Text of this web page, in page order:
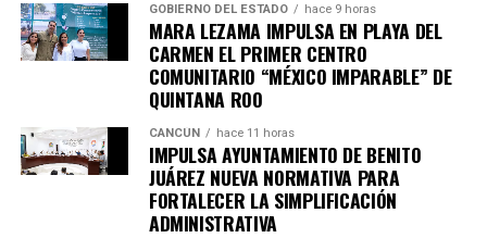
Recibe las noticias al instante
Únete al canal oficial de WhatsApp de
Quinto Podery recibe las noticias más
importantes de Quintana Roo directamente
en tu teléfono.
Unirme al canal de WhatsApp
GOBIERNO DEL ESTADO hace 9 horas
MARA LEZAMA IMPULSA EN PLAYA DEL
CARMEN EL PRIMER CENTRO
COMUNITARIO “MÉXICO IMPARABLE” DE
QUINTANA ROO
CANCÚN hace 11 horas
IMPULSA AYUNTAMIENTO DE BENITO
JUÁREZ NUEVA NORMATIVA PARA
FORTALECER LA SIMPLIFICACIÓN
ADMINISTRATIVA